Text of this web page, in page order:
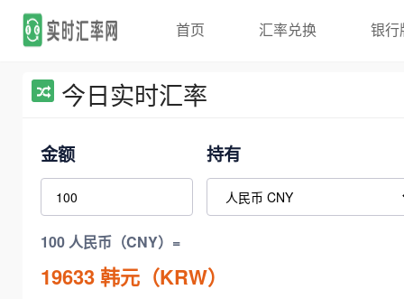
首页 汇率兑换 银行
今日实时汇率
金额 持有
100 人民币（CNY）=
19633韩元（KRW）